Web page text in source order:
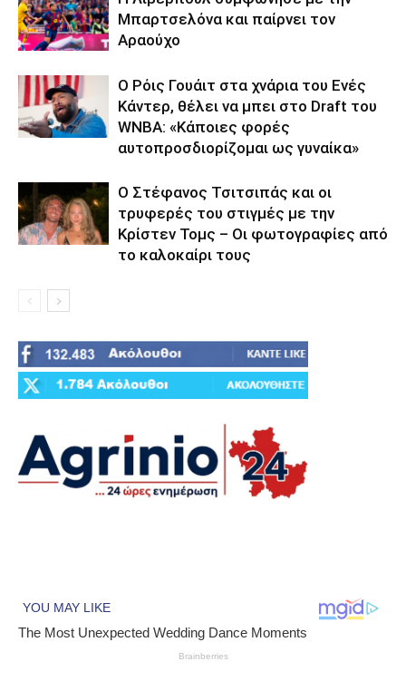
Μπαρτσελόνα και παίρνει τον
Αραούχο
Ο Ρόις Γουάιτ στα χνάρια του Ενές
Κάντερ, θέλει να μπει στο Draft του
WNBA: «Κάποιες φορές
αυτοπροσδιορίζομαι ως γυναίκα»
Ο Στέφανος Τσιτσιπάς και οι
τρυφερές του στιγμές με την
Κρίστεν Τομς – Οι φωτογραφίες από
το καλοκαίρι τους